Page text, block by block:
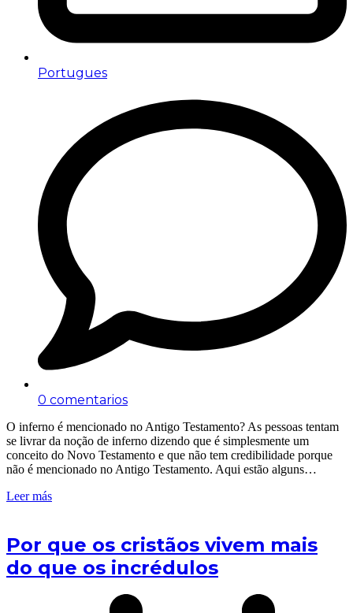
Portugues
0 comentarios
O inferno é mencionado no Antigo Testamento? As pessoas tentam
se livrar da noção de inferno dizendo que é simplesmente um
conceito do Novo Testamento e que não tem credibilidade porque
não é mencionado no Antigo Testamento. Aqui estão alguns…
Leer más
Por que os cristãos vivem mais
do que os incrédulos